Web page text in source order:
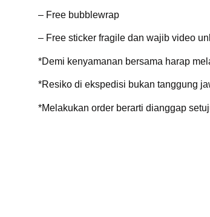
– Free bubblewrap
– Free sticker fragile dan wajib video
*Demi kenyamanan bersama harap
*Resiko di ekspedisi bukan tanggung
*Melakukan order berarti dianggap